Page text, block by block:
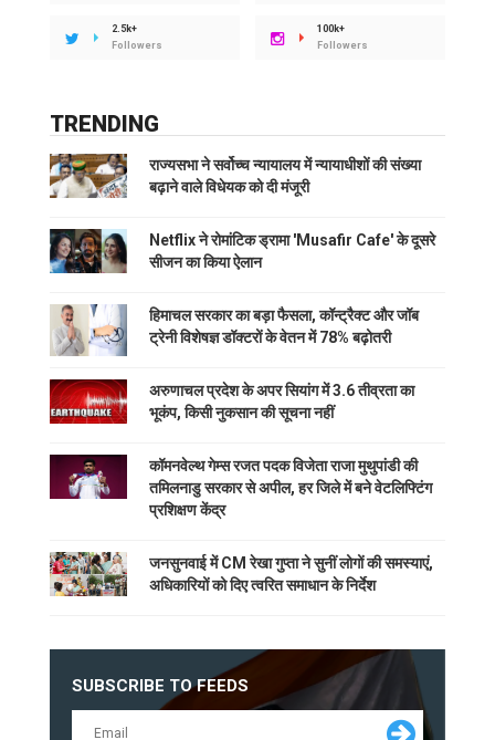
2.5k+
Followers
100k+
Followers
TRENDING
राज्यसभा ने सर्वोच्च न्यायालय में न्यायाधीशों की संख्या
बढ़ाने वाले विधेयक को दी मंजूरी
Netflix ने रोमांटिक ड्रामा 'Musafir Cafe' के दूसरे
सीजन का किया ऐलान
हिमाचल सरकार का बड़ा फैसला, कॉन्ट्रैक्ट और जॉब
ट्रेनी विशेषज्ञ डॉक्टरों के वेतन में 78% बढ़ोतरी
अरुणाचल प्रदेश के अपर सियांग में 3.6 तीव्रता का
भूकंप, किसी नुकसान की सूचना नहीं
कॉमनवेल्थ गेम्स रजत पदक विजेता राजा मुथुपांडी की
तमिलनाडु सरकार से अपील, हर जिले में बने वेटलिफ्टिंग
प्रशिक्षण केंद्र
जनसुनवाई में CM रेखा गुप्ता ने सुनीं लोगों की समस्याएं,
अधिकारियों को दिए त्वरित समाधान के निर्देश
SUBSCRIBE TO FEEDS